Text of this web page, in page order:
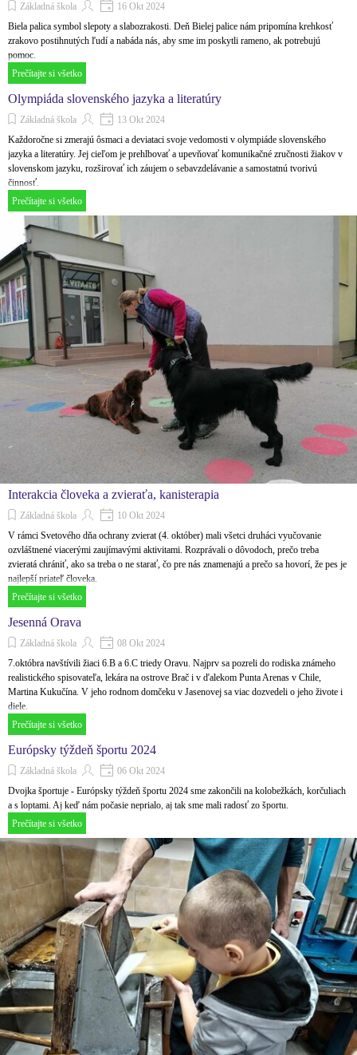
Základná škola
16 Okt 2024
Biela palica symbol slepoty a slabozrakosti. Deň Bielej palice nám pripomína krehkosť
zrakovo postihnutých ľudí a nabáda nás, aby sme im poskytli rameno, ak potrebujú
pomoc.
Prečítajte si všetko
Olympiáda slovenského jazyka a literatúry
Základná škola
13 Okt 2024
Každoročne si zmerajú ôsmaci a deviataci svoje vedomosti v olympiáde slovenského
jazyka a literatúry. Jej cieľom je prehlbovať a upevňovať komunikačné zručnosti žiakov v
slovenskom jazyku, rozširovať ich záujem o sebavzdelávanie a samostatnú tvorivú
činnosť.
Prečítajte si všetko
Interakcia človeka a zvieraťa, kanisterapia
Základná škola
10 Okt 2024
V rámci Svetového dňa ochrany zvierat (4. október) mali všetci druháci vyučovanie
ozvláštnené viacerými zaujímavými aktivitami. Rozprávali o dôvodoch, prečo treba
zvieratá chrániť, ako sa treba o ne starať, čo pre nás znamenajú a prečo sa hovorí, že pes je
najlepší priateľ človeka.
Prečítajte si všetko
Jesenná Orava
Základná škola
08 Okt 2024
7.októbra navštívili žiaci 6.B a 6.C triedy Oravu. Najprv sa pozreli do rodiska známeho
realistického spisovateľa, lekára na ostrove Brač i v ďalekom Punta Arenas v Chile,
Martina Kukučína. V jeho rodnom domčeku v Jasenovej sa viac dozvedeli o jeho živote i
diele.
Prečítajte si všetko
Európsky týždeň športu 2024
Základná škola
06 Okt 2024
Dvojka športuje - Európsky týždeň športu 2024 sme zakončili na kolobežkách, korčuliach
a s loptami. Aj keď nám počasie neprialo, aj tak sme mali radosť zo športu.
Prečítajte si všetko